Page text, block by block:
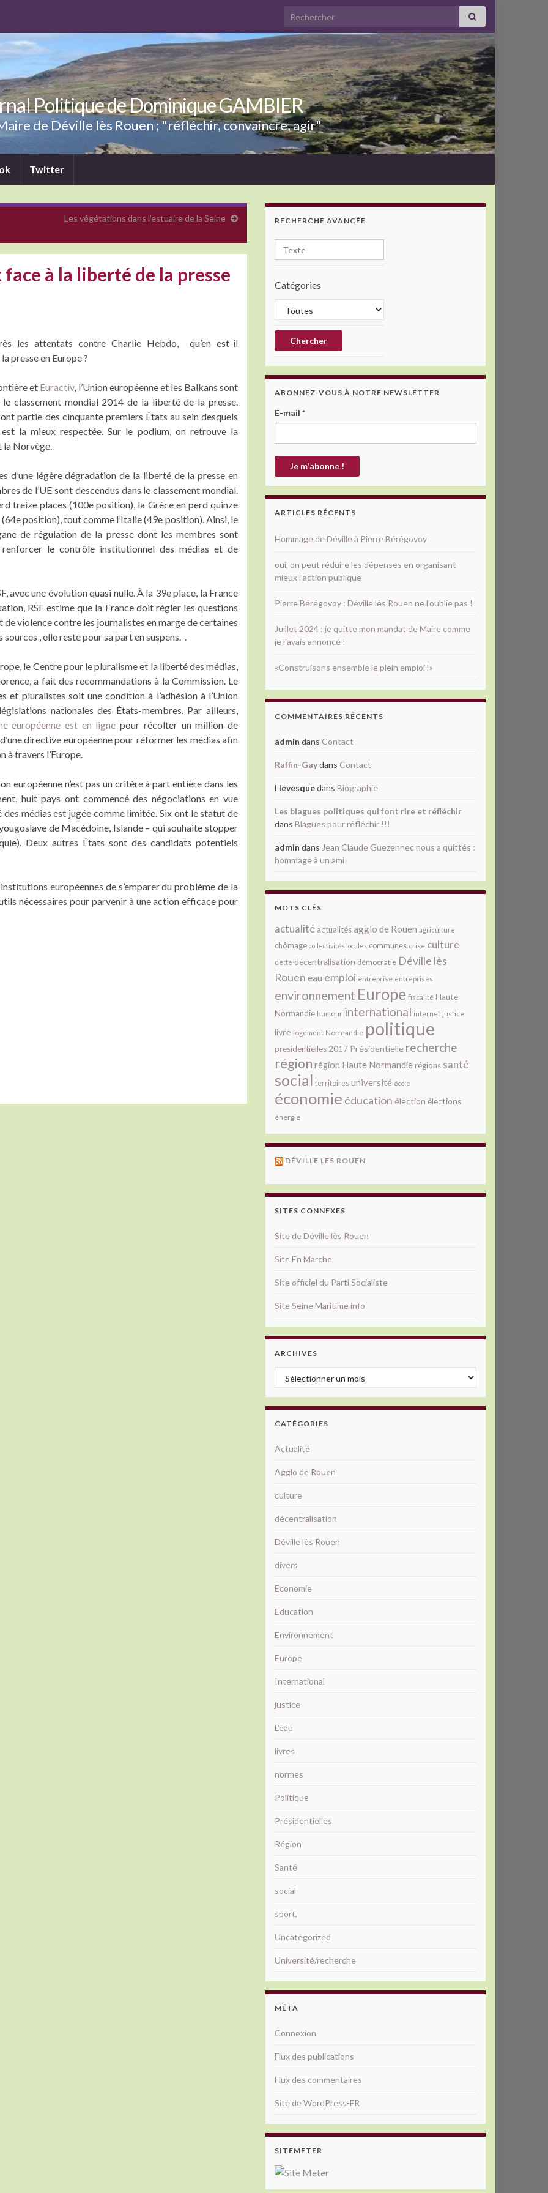
Search for:
Politique de Dominique GAMBIER
de Déville lès Rouen ; "réfléchir, convaincre, agir"
Twitter
Les végétations dans l’estuaire de la Seine
à la liberté de la presse
les attentats contre Charlie Hebdo, qu’en est-il
presse en Europe ?
et Euractiv, l’Union européenne et les Balkans sont
classement mondial 2014 de la liberté de la presse.
partie des cinquante premiers États au sein desquels
la mieux respectée. Sur le podium, on retrouve la
la Norvège.
d’une légère dégradation de la liberté de la presse en
de l’UE sont descendus dans le classement mondial.
treize places (100e position), la Grèce en perd quinze
position), tout comme l’Italie (49e position). Ainsi, le
de régulation de la presse dont les membres sont
le contrôle institutionnel des médias et de
avec une évolution quasi nulle. À la 39e place, la France
RSF estime que la France doit régler les questions
violence contre les journalistes en marge de certaines
, elle reste pour sa part en suspens. .
le Centre pour le pluralisme et la liberté des médias,
a fait des recommandations à la Commission. Le
et pluralistes soit une condition à l’adhésion à l’Union
nationales des États-membres. Par ailleurs,
européenne est en ligne pour récolter un million de
directive européenne pour réformer les médias afin
à travers l’Europe.
européenne n’est pas un critère à part entière dans les
huit pays ont commencé des négociations en vue
des médias est jugée comme limitée. Six ont le statut de
de Macédoine, Islande – qui souhaite stopper
Deux autres États sont des candidats potentiels
européennes de s’emparer du problème de la
nécessaires pour parvenir à une action efficace pour
RECHERCHE AVANCÉE
Catégories
ABONNEZ-VOUS À NOTRE NEWSLETTER
E-mail *
ARTICLES RÉCENTS
Hommage de Déville à Pierre Bérégovoy
oui, on peut réduire les dépenses en organisant
mieux l’action publique
Pierre Bérégovoy : Déville lès Rouen ne l’oublie pas !
Juillet 2024 : je quitte mon mandat de Maire comme
je l’avais annoncé !
«Construisons ensemble le plein emploi !»
COMMENTAIRES RÉCENTS
admin dans Contact
Raffin-Gaydans Contact
l levesquedans Biographie
Les blagues politiques qui font rire et réfléchir
dans Blagues pour réfléchir !!!
admin dans Jean Claude Guezennec nous a quittés :
hommage à un ami
MOTS CLÉS
actualité actualitésagglo de Rouen agriculture
chômage collectivités locales communes crise culture
dette décentralisation démocratie Déville lès
Rouen eau emploi entreprise entreprises
environnement Europe fiscalité Haute
Normandie humour international internet justice
livre logement Normandie politique
presidentielles 2017 Présidentielle recherche
région région Haute Normandie régions santé
social territoiresuniversité école
économie éducation élection élections
énergie
DÉVILLE LES ROUEN
SITES CONNEXES
Site de Déville lès Rouen
Site En Marche
Site officiel du Parti Socialiste
Site Seine Maritime info
ARCHIVES
Archives
CATÉGORIES
Actualité
Agglo de Rouen
culture
décentralisation
Déville lès Rouen
divers
Economie
Education
Environnement
Europe
International
justice
L'eau
livres
normes
Politique
Présidentielles
Région
Santé
social
sport,
Uncategorized
Université/recherche
MÉTA
Connexion
Flux des publications
Flux des commentaires
Site de WordPress-FR
SITEMETER